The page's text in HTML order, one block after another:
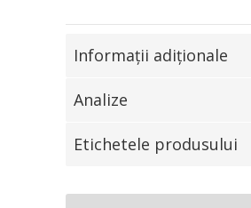
Informaţii adiţionale
Analize
Etichetele produsului